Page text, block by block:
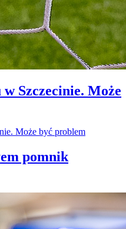
Szczecinie. Może
pomnik